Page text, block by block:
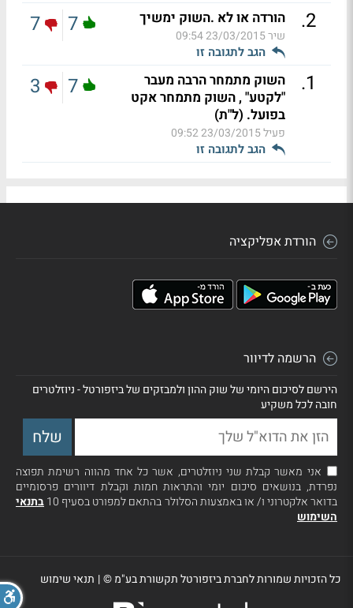
2
. הורדה או לא .השוק ימשיך
שיר23/03/2015 09:54
הגב לתגובה זו
7
7
1
.
השוק מתמחר הרבה מעבר
"לקטע" , השוק מתמחר אקט
בפועל. (ל"ת)
פעיל23/03/2015 09:52
הגב לתגובה זו
7
3
הורדת אפליקציה
הרשמה לדיוור
הירשם לסיכום היומי של שוק ההון ולמבזקים של ביזפורטל - ניוזלטרים
חובה לכל משקיע
אני מאשר קבלת שני ניוזלטרים, אשר כל אחד מהווה רשימת תפוצה
נפרדת, בנושאים סיכום יומי והתראות חמות וקבלת דיוורים פרסומיים
בדואר אלקטרוני ו/ או באמצעות הסלולר בהתאם למפורט בסעיף 10
בתנאי
השימוש
כל הזכויות שמורות לחברת ביזפורטל תקשורת בע"מ ©| תנאי שימוש